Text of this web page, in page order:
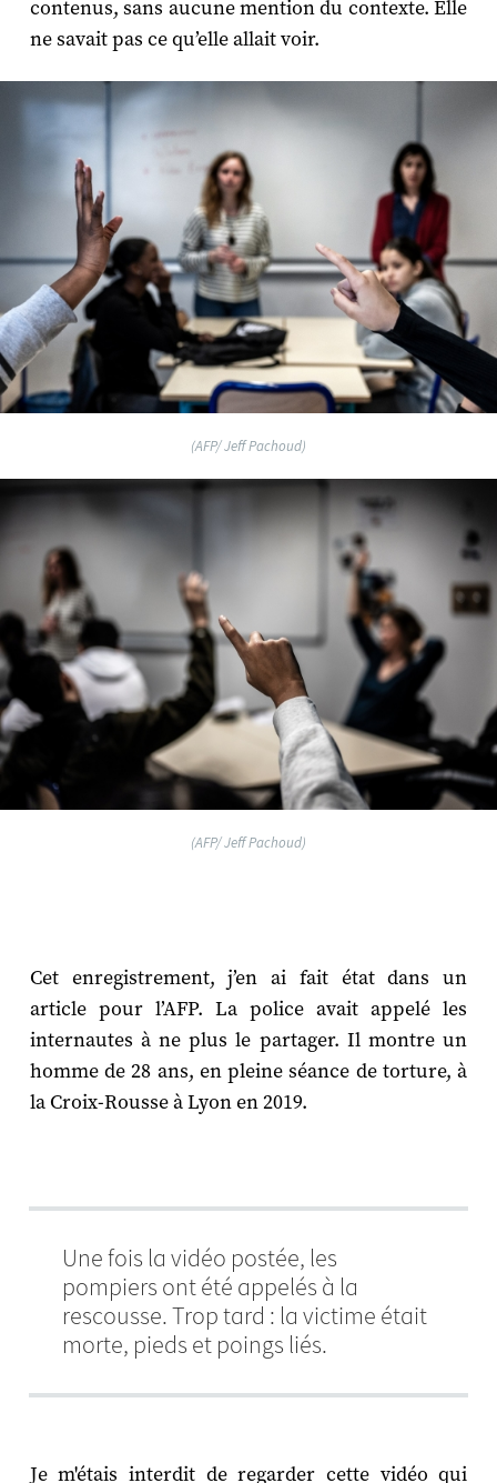
contenus, sans aucune mention du contexte. Elle
ne savait pas ce qu’elle allait voir.
(AFP/ Jeff Pachoud)
(AFP/ Jeff Pachoud)
Cet enregistrement, j’en ai fait état dans un
article pour l’AFP. La police avait appelé les
internautes à ne plus le partager. Il montre un
homme de 28 ans, en pleine séance de torture, à
la Croix-Rousse à Lyon en 2019.
Une fois la vidéo postée, les
pompiers ont été appelés à la
rescousse. Trop tard : la victime était
morte, pieds et poings liés.
Je m'étais interdit de regarder cette vidéo qui